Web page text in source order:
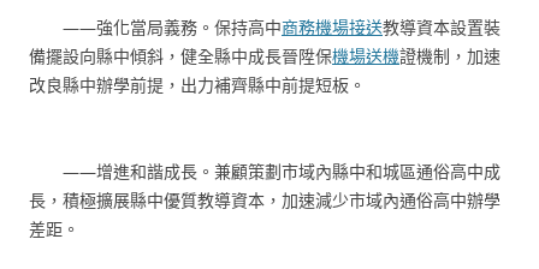
——強化當局義務。保持高中商務機場接送教導資本設置裝
備擺設向縣中傾斜，健全縣中成長晉陞保機場送機證機制，加速
改良縣中辦學前提，出力補齊縣中前提短板。
——增進和諧成長。兼顧策劃市域內縣中和城區通俗高中成
長，積極擴展縣中優質教導資本，加速減少市域內通俗高中辦學
差距。